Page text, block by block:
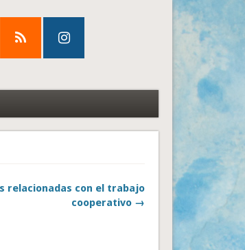
relacionadas con el trabajo
cooperativo →